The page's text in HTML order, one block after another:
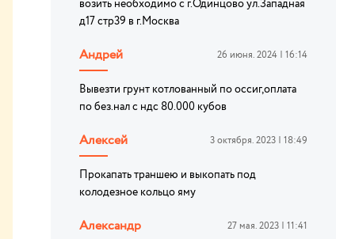
возить необходимо с г.Одинцово ул.Западная
д17 стр39 в г.Москва
Андрей 26 июня. 2024 | 16:14
Вывезти грунт котлованный по оссиг,оплата
по без.нал с ндс 80.000 кубов
Алексей 3 октября. 2023 | 18:49
Прокапать траншею и выкопать под
колодезное кольцо яму
Александр 27 мая. 2023 | 11:41